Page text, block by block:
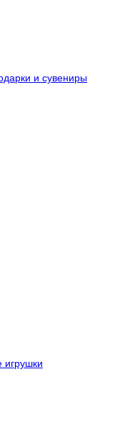
и сувениры
игрушки